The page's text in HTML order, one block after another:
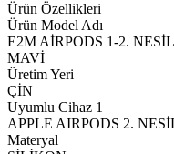
Ürün Özellikleri
Ürün Model Adı
E2M AİRPODS 1-2.
MAVİ
Üretim Yeri
ÇİN
Uyumlu Cihaz 1
APPLE AIRPODS 2.
Materyal